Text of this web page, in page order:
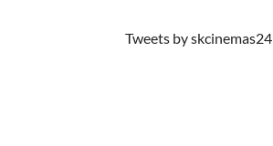
Tweets by skcinemas24